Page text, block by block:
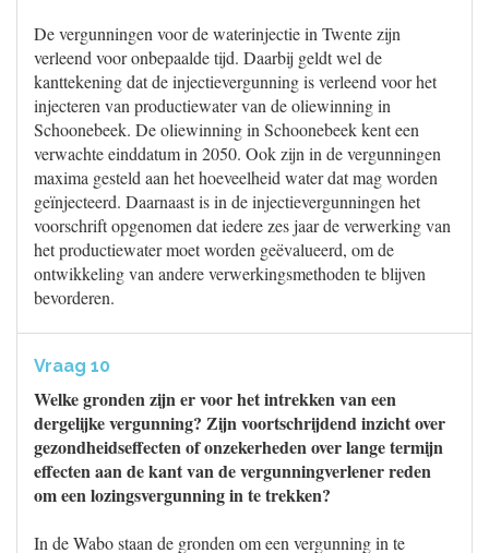
De vergunningen voor de waterinjectie in Twente zijn
verleend voor onbepaalde tijd. Daarbij geldt wel de
kanttekening dat de injectievergunning is verleend voor het
injecteren van productiewater van de oliewinning in
Schoonebeek. De oliewinning in Schoonebeek kent een
verwachte einddatum in 2050. Ook zijn in de vergunningen
maxima gesteld aan het hoeveelheid water dat mag worden
geïnjecteerd. Daarnaast is in de injectievergunningen het
voorschrift opgenomen dat iedere zes jaar de verwerking van
het productiewater moet worden geëvalueerd, om de
ontwikkeling van andere verwerkingsmethoden te blijven
bevorderen.
Vraag 10
Welke gronden zijn er voor het intrekken van een
dergelijke vergunning? Zijn voortschrijdend inzicht over
gezondheidseffecten of onzekerheden over lange termijn
effecten aan de kant van de vergunningverlener reden
om een lozingsvergunning in te trekken?
In de Wabo staan de gronden om een vergunning in te